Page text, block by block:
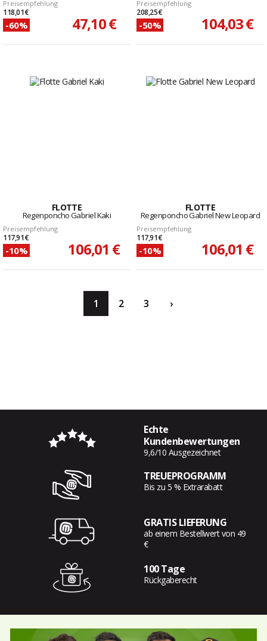
Preisempfehlung
118,01 €
-60% 47,10 €
Preisempfehlung
208,25 €
-50% 104,03 €
FLOTTE
Regenponcho Gabriel Kaki
Preisempfehlung
117,91 €
-10% 106,01 €
FLOTTE
Regenponcho Gabriel New Leopard
Preisempfehlung
117,91 €
-10% 106,01 €
1 2 3 ›
Echte
Kundenbewertungen
9,6/10 Ausgezeichnet
TREUEPROGRAMM
Bis zu 5 % Extrarabatt
GRATIS LIEFERUNG
ab einem Bestellwert von 49
€
100 Tage
Rückgaberecht